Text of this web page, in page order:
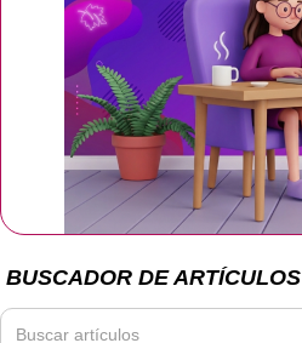
BUSCADOR DE ARTÍCULOS